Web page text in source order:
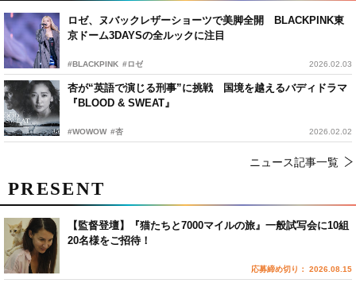
ロゼ、ヌバックレザーショーツで美脚全開 BLACKPINK東
京ドーム3DAYSの全ルックに注目
#BLACKPINK #ロゼ 2026.02.03
杏が“英語で演じる刑事”に挑戦 国境を越えるバディドラマ
『BLOOD & SWEAT』
#WOWOW #杏 2026.02.02
ニュース記事一覧
PRESENT
【監督登壇】『猫たちと7000マイルの旅』一般試写会に10組
20名様をご招待！
応募締め切り： 2026.08.15